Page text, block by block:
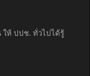
ให้ ปปช. ทั่วไปได้รู้